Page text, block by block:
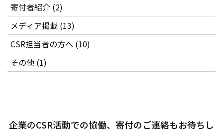
寄付者紹介 (2)
メディア掲載 (13)
CSR担当者の方へ (10)
その他 (1)
企業のCSR活動での協働、寄付のご連絡もお待ちし